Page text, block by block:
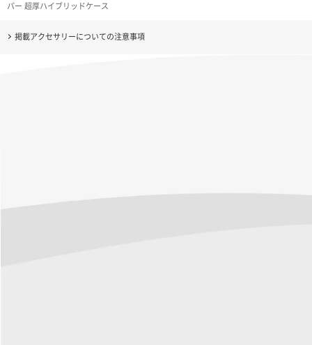
パー 超厚ハイブリッドケース
掲載アクセサリーについての注意事項